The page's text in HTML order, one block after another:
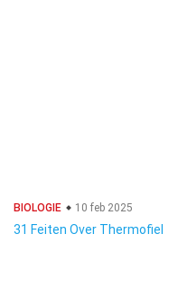
BIOLOGIE 10 feb 2025
31 Feiten Over Thermofiel